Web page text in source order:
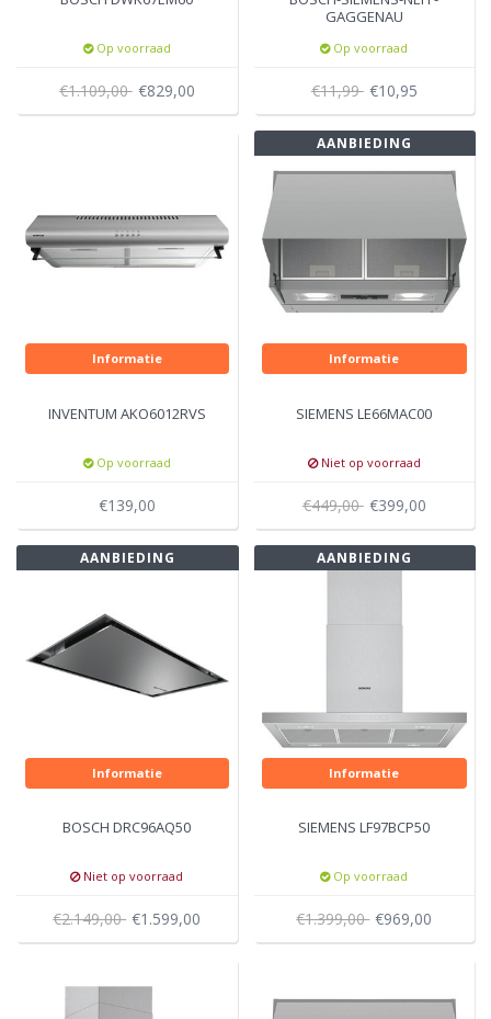
Op voorraad
€1.109,00 €829,00
GAGGENAU
RVS
Op voorraad
€11,99 €10,95
Informatie
INVENTUM AKO6012RVS
Op voorraad
€139,00
AANBIEDING
Informatie
SIEMENS LE66MAC00
Niet op voorraad
€449,00 €399,00
AANBIEDING
Informatie
BOSCH DRC96AQ50
Niet op voorraad
€2.149,00 €1.599,00
AANBIEDING
Informatie
SIEMENS LF97BCP50
Op voorraad
€1.399,00 €969,00